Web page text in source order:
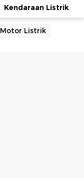
Kendaraan Listrik
Motor Listrik